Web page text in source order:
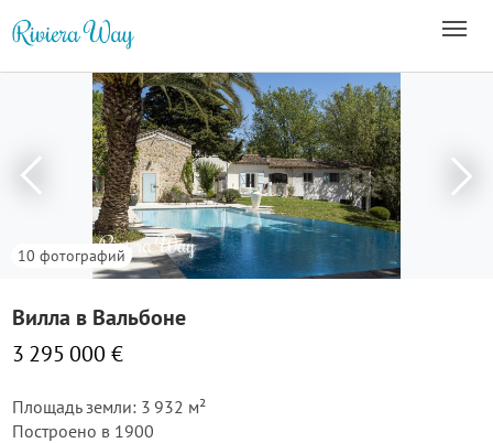
10 фотографий
Вилла в Вальбоне
3 295 000 €
Площадь земли: 3 932 м²
Построено в 1900